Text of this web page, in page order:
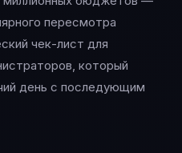
пересмотра
чек-лист для
который
день с последующим